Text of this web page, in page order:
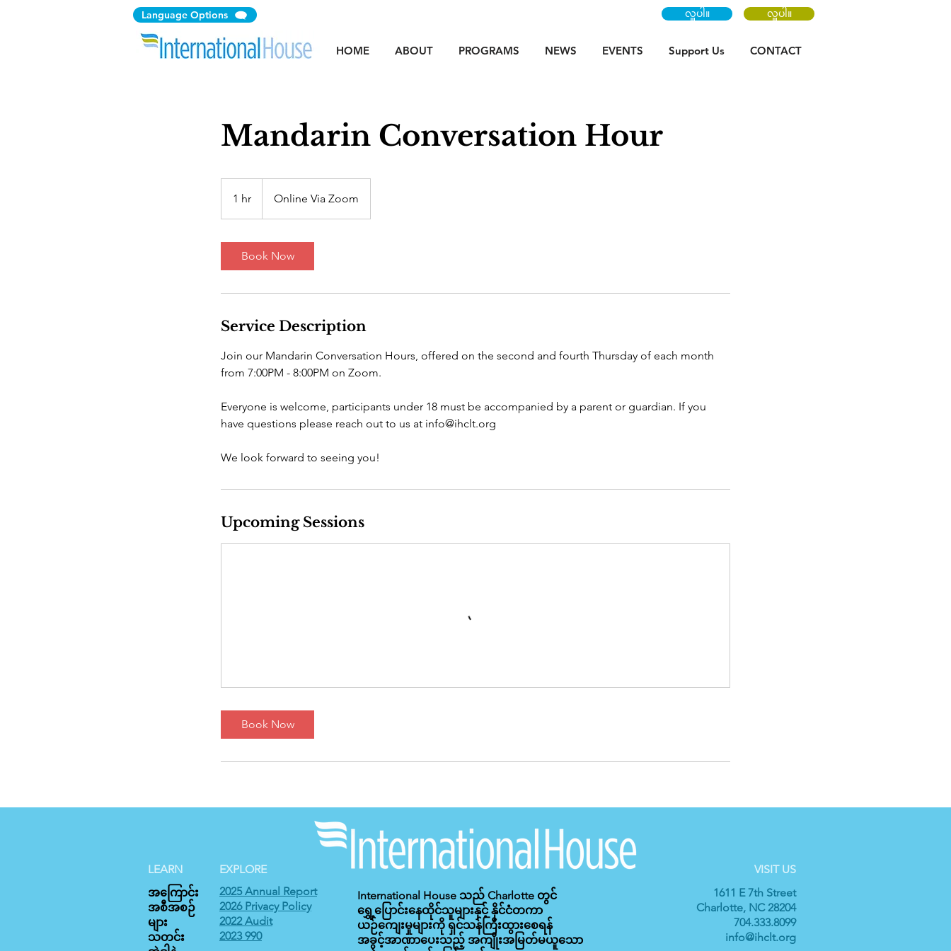
Language Options လှူပါ။ လှူပါ။
HOME ABOUT PROGRAMS NEWS EVENTS Support Us CONTACT
Mandarin Conversation Hour
1 hr
h
Online Via Zoom
Book Now
Service Description
Join our Mandarin Conversation Hours, offered on the second and fourth Thursday of each month
from 7:00PM - 8:00PM on Zoom.
Everyone is welcome, participants under 18 must be accompanied by a parent or guardian. If you
have questions please reach out to us at info@ihclt.org
We look forward to seeing you!
Upcoming Sessions
Book Now
2025 Annual Report
2026 Privacy Policy
2022 Audit
2023 990
LEARN
အကြောင်း
အစီအစဉ်
များ
သတင်း
International House သည် Charlotte တွင်
ရွှေ့ပြောင်းနေထိုင်သူများနှင့် နိုင်ငံတကာ
ယဉ်ကျေးမှုများကို ရှင်သန်ကြီးထွားစေရန်
အခွင့်အာဏာပေးသည့် အကျိုးအမြတ်မယူသော
VISIT US
1611 E 7th Street
Charlotte, NC 28204
704.333.8099
info@ihclt.org
EXPLORE